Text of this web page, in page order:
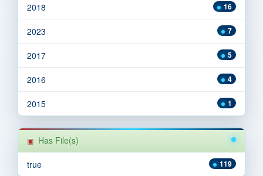
16
2018
7
2023
5
2017
4
2016
1
2015
Has File(s)
119
true